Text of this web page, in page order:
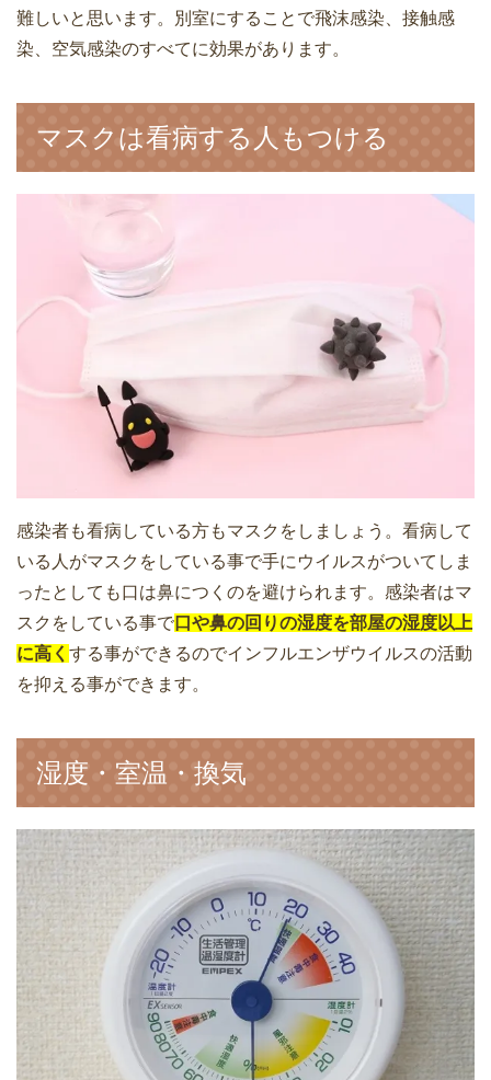
難しいと思います。別室にすることで飛沫感染、接触感
染、空気感染のすべてに効果があります。
マスクは看病する人もつける
感染者も看病している方もマスクをしましょう。看病して
いる人がマスクをしている事で手にウイルスがついてしま
ったとしても口は鼻につくのを避けられます。感染者はマ
スクをしている事で口や鼻の回りの湿度を部屋の湿度以上
に高く する事ができるのでインフルエンザウイルスの活動
を抑える事ができます。
湿度・室温・換気